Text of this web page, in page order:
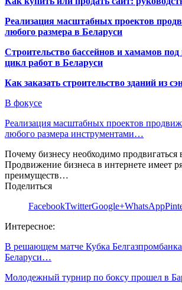
Реализация масштабных проектов
любого размера в Беларуси
Строительство бассейнов и хамамов
цикл работ в Беларуси
Как заказать строительство зданий из
В фокусе
Реализация масштабных проектов
любого размера инструментами…
Почему бизнесу необходимо продвигаться
Продвижение бизнеса в интернете имеет
преимуществ…
Поделиться
FacebookTwitterGoogle+WhatsApp
Интересное:
В решающем матче Кубка
Беларуси…
Молодежный турнир по боксу прошел в